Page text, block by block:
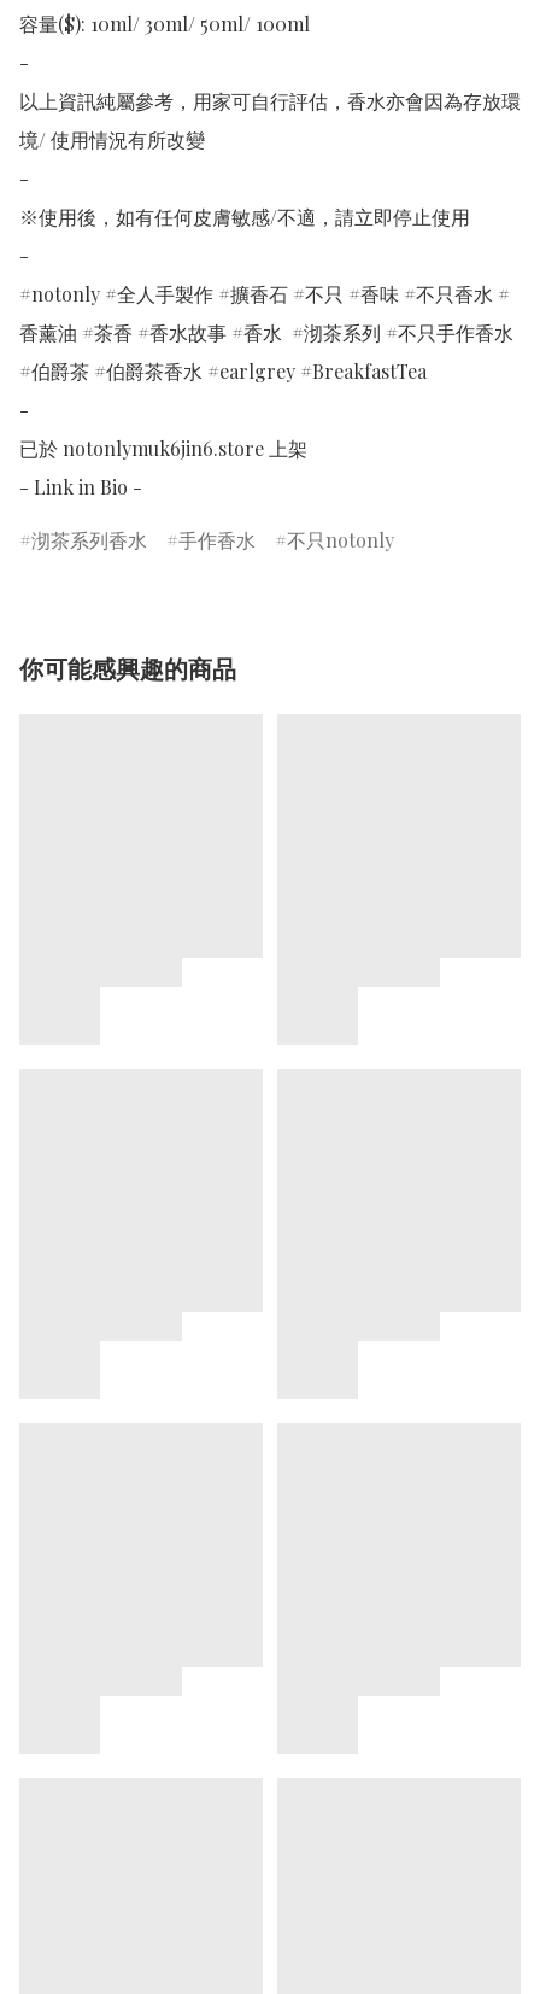
容量($): 10ml/ 30ml/ 50ml/ 100ml
-
以上資訊純屬參考，用家可自行評估，香水亦會因為存放環
境/ 使用情況有所改變
-
※使用後，如有任何皮膚敏感/不適，請立即停止使用
-
#notonly #全人手製作 #擴香石 #不只 #香味 #不只香水 #
香薰油 #茶香 #香水故事 #香水  #沏茶系列 #不只手作香水
#伯爵茶 #伯爵茶香水 #earlgrey #BreakfastTea
-
已於 notonlymuk6jin6.store 上架
- Link in Bio -
沏茶系列香水 手作香水 不只notonly
你可能感興趣的商品